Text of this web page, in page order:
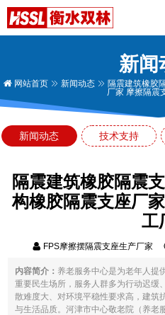
新闻
网站首页 新闻动态
隔震建筑橡胶
厂家 摩擦隔震
新闻动态 技术支持
隔震建筑橡胶隔震
构橡胶隔震支座厂
工
FPS摩擦摆隔震支座生产厂家
内容简介： 养老服务中心是为老年人提
重要民生场所，服务人群多为行动迟缓
散难度大、对环境平稳性要求高，建筑
与生活品质。河津市中心敬老院（养老